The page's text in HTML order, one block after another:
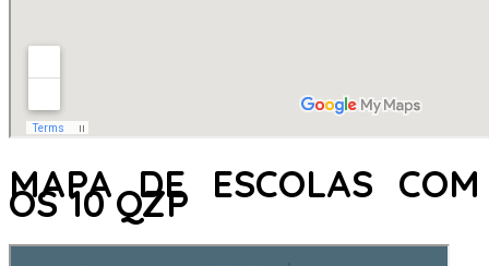
MAPA DE ESCOLAS COM
OS 10 QZP